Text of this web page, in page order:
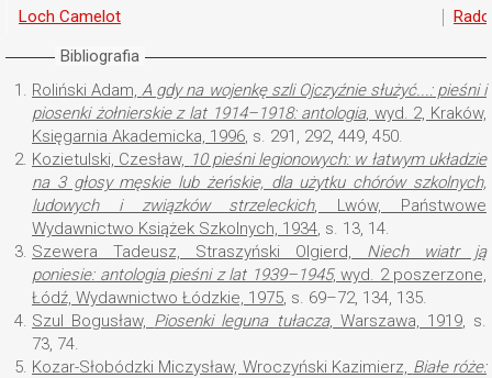
Loch Camelot
Bibliografia
1. Roliński Adam,A gdy na wojenkę szli Ojczyźnie służyć...: pieśni i
piosenki żołnierskie z lat 1914–1918: antologia, wyd. 2, Kraków,
Księgarnia Akademicka, 1996, s. 291, 292, 449, 450.
2. Kozietulski, Czesław, 10 pieśni legionowych: w łatwym układzie
na 3 głosy męskie lub żeńskie, dla użytku chórów szkolnych,
ludowych i związków strzeleckich, Lwów, Państwowe
Wydawnictwo Książek Szkolnych, 1934, s. 13, 14.
3. Szewera Tadeusz, Straszyński Olgierd, Niech wiatr ją
poniesie: antologia pieśni z lat 1939–1945, wyd. 2 poszerzone,
Łódź, Wydawnictwo Łódzkie, 1975, s. 69–72, 134, 135.
4. Szul Bogusław, Piosenki leguna tułacza, Warszawa, 1919, s.
73, 74.
5. Kozar-Słobódzki Miczysław, Wroczyński Kazimierz, Białe róże: